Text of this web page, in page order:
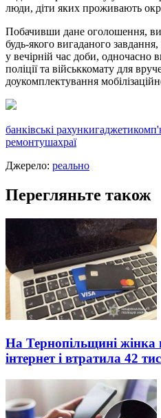
люди, дiти яких проживають
Побачивши дане оголошення,
будь-якого вигаданого
у вечiрнiй час доби, одночасно
полiцiї та вiйськкомату для
доукомплектування
банківські рахункигаджети
ремонтушахраї
Джерело: реально
Перегляньте також
На Тернопільщині жінка
інтернет і втратила 42